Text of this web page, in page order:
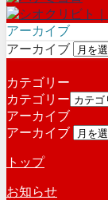
アーカイブ
アーカイブ
カテゴリー
カテゴリー
アーカイブ
アーカイブ
トップ
お知らせ